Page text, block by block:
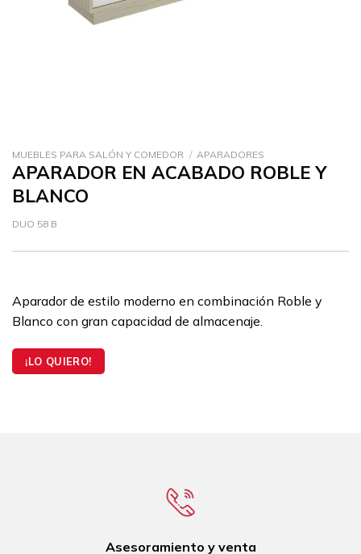
MUEBLES PARA SALÓN Y COMEDOR / APARADORES
APARADOR EN ACABADO ROBLE Y
BLANCO
DUO 58 B
Aparador de estilo moderno en combinación Roble y
Blanco con gran capacidad de almacenaje.
¡LO QUIERO!
Asesoramiento y venta